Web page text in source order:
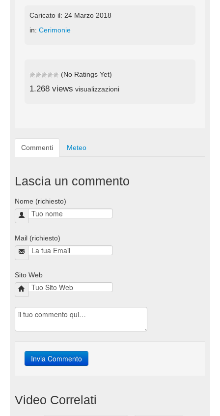
Caricato il: 24 Marzo 2018
in: Cerimonie
(No Ratings Yet)
1.268 views visualizzazioni
Commenti Meteo
Lascia un commento
Nome (richiesto)
Mail (richiesto)
Sito Web
Video Correlati